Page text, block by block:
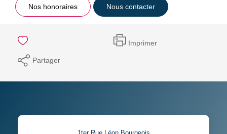
Nos honoraires Nous contacter
Imprimer
Partager
1ter Rue Léon Bourgeois